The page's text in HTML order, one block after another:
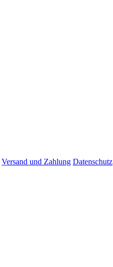
Versand und Zahlung Datenschutz